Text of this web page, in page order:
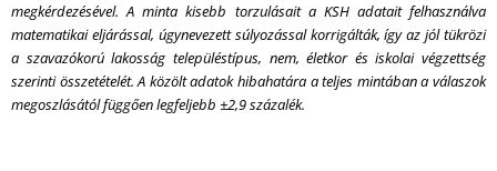
megkérdezésével. A minta kisebb torzulásait a KSH adatait felhasználva
matematikai eljárással, úgynevezett súlyozással korrigálták, így az jól tükrözi
a szavazókorú lakosság településtípus, nem, életkor és iskolai végzettség
szerinti összetételét. A közölt adatok hibahatára a teljes mintában a válaszok
megoszlásától függően legfeljebb ±2,9 százalék.